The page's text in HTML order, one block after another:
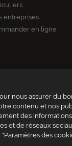
entreprises
en ligne
nous assurer du
contenu et nos
des
et de réseaux
des